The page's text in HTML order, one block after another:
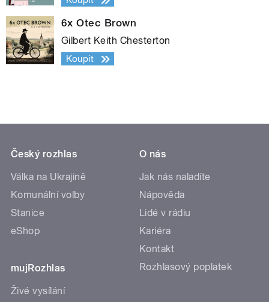
6x Otec Brown
Gilbert Keith Chesterton
Koupit
Český rozhlas
Válka na Ukrajině
Komunální volby
Stanice
eShop
mujRozhlas
Živé vysílání
O nás
Jak nás naladíte
Nápověda
Lidé v rádiu
Kariéra
Kontakt
Rozhlasový poplatek